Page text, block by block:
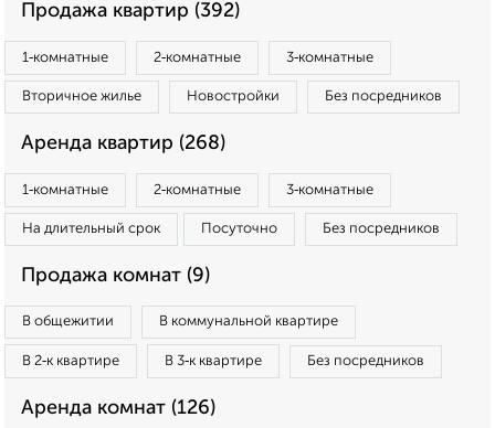
Продажа квартир (392)
1‑комнатные 2‑комнатные 3‑комнатные
Вторичное жилье Новостройки Без посредников
Аренда квартир (268)
1‑комнатные 2‑комнатные 3‑комнатные
На длительный срок Посуточно Без посредников
Продажа комнат (9)
В общежитии В коммунальной квартире
В 2‑к квартире В 3‑к квартире Без посредников
Аренда комнат (126)